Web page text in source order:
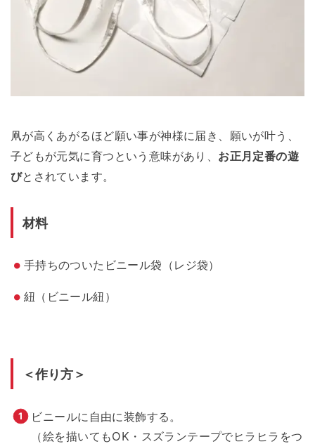
凧が高くあがるほど願い事が神様に届き、願いが叶う、
子どもが元気に育つという意味があり、 お正月定番の遊
びとされています。
材料
手持ちのついたビニール袋（レジ袋）
紐（ビニール紐）
＜作り方＞
ビニールに自由に装飾する。
（絵を描いてもOK・スズランテープでヒラヒラをつ